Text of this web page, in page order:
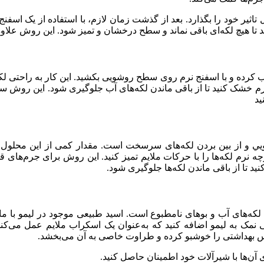
تا به‌طور کامل تاثیر خود را بگذارد. بعد از گذشت زمان لازم، با استفاده
تا هیچ لکه‌ای باقی نماند و سطح درخشان و تمیز شود. این روش
کرده و با اسفنج نرم روی سطح روشویی بکشید. این کار به
خشک کنید تا از باقی ماندن لکه‌های آب جلوگیری شود. این
نرم لکه‌ها را با حرکات ملایم تمیز کنید. این روش برای
تا از باقی ماندن لکه‌ها جلوگیری شود.
آب و بوهای نامطبوع است. اسید طبیعی موجود در لیمو
به لیمو اضافه کنید که به‌عنوان یک اسکراب ملایم عمل
بهداشتی را خوشبو کرده و طراوت خاصی به آن می‌بخشد.
آن‌ها با شیرآلات خود اطمینان حاصل کنید.